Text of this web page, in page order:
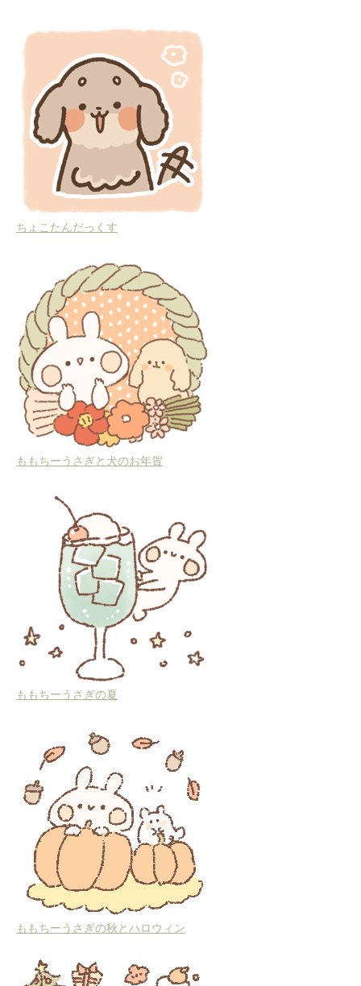
ちょこたんだっくす
ももちーうさぎと犬のお年賀
ももちーうさぎの夏
ももちーうさぎの秋とハロウィン